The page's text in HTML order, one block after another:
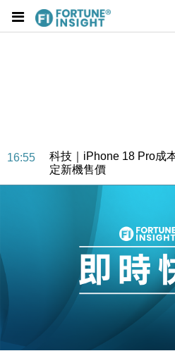
16:55
科技｜iPhone 18 Pro成
定新機售價
本地｜香港迪拜下月10
財經｜大摩削老鋪黃金
本地｜華嫂冰室太子店
勞工一年
12:11
中國｜強颱風「白海豚
財經｜華僑銀行上半年